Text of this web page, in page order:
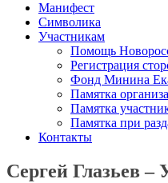
Манифест
Символика
Участникам
Помощь
Регистрация
Фонд Минина
Памятка
Памятка
Памятка при
Контакты
Сергей Глазьев